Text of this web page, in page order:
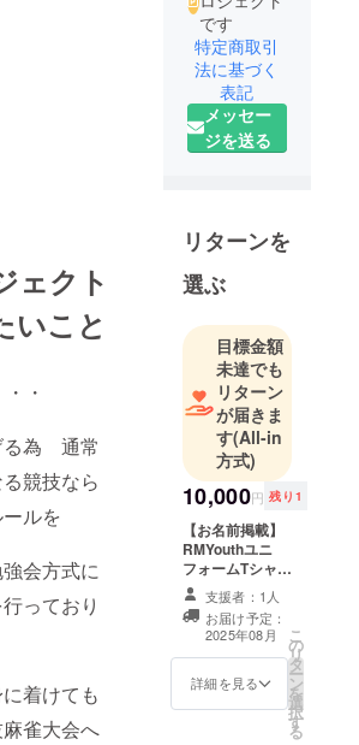
ェクト
いこと
・
る為 通常
競技なら
ルを
会方式に
っており
着けても
雀大会へ
です
特定商取引
法に基づく
表記
メッセー
ジを送る
リターンを
選ぶ
目標金額
未達でも
リターン
が届きま
す(All-in
方式)
10,000円 残り1
【お名前掲載】
RMYouthユニ
フォームTシャツ
に、支援者様の
ロゴを掲載しま
す。 ・掲載期
間：2025年8月
23日〜第3弾発
売まで(一年は保
証) ・掲載方法：
支援者：1人
お届け予定：
2025年08月
詳細を見る
こ
の
リ
タ
ー
ン
を
選
択
す
る